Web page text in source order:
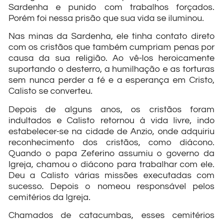
Sardenha e punido com trabalhos forçados.
Porém foi nessa prisão que sua vida se iluminou.
Nas minas da Sardenha, ele tinha contato direto
com os cristãos que também cumpriam penas por
causa da sua religião. Ao vê-los heroicamente
suportando o desterro, a humilhação e as torturas
sem nunca perder a fé e a esperança em Cristo,
Calisto se converteu.
Depois de alguns anos, os cristãos foram
indultados e Calisto retornou à vida livre, indo
estabelecer-se na cidade de Anzio, onde adquiriu
reconhecimento dos cristãos, como diácono.
Quando o papa Zeferino assumiu o governo da
Igreja, chamou o diácono para trabalhar com ele.
Deu a Calisto várias missões executadas com
sucesso. Depois o nomeou responsável pelos
cemitérios da Igreja.
Chamados de catacumbas, esses cemitérios